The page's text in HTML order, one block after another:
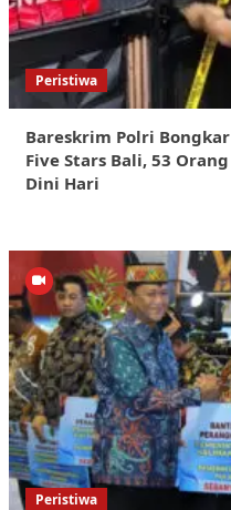
Peristiwa
Bareskrim Polri
Five Stars Bali, 53
Dini Hari
Peristiwa